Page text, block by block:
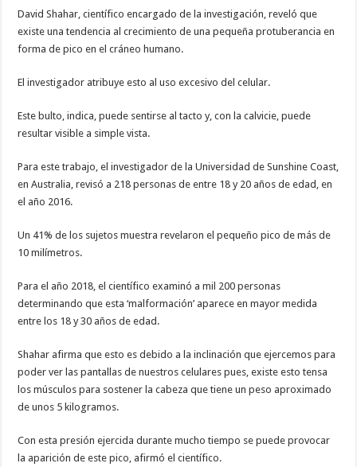
David Shahar, científico encargado de la investigación, reveló que
existe una tendencia al crecimiento de una pequeña protuberancia en
forma de pico en el cráneo humano.
El investigador atribuye esto al uso excesivo del celular.
Este bulto, indica, puede sentirse al tacto y, con la calvicie, puede
resultar visible a simple vista.
Para este trabajo, el investigador de la Universidad de Sunshine Coast,
en Australia, revisó a 218 personas de entre 18 y 20 años de edad, en
el año 2016.
Un 41% de los sujetos muestra revelaron el pequeño pico de más de
10 milímetros.
Para el año 2018, el científico examinó a mil 200 personas
determinando que esta ‘malformación’ aparece en mayor medida
entre los 18 y 30 años de edad.
Shahar afirma que esto es debido a la inclinación que ejercemos para
poder ver las pantallas de nuestros celulares pues, existe esto tensa
los músculos para sostener la cabeza que tiene un peso aproximado
de unos 5 kilogramos.
Con esta presión ejercida durante mucho tiempo se puede provocar
la aparición de este pico, afirmó el científico.